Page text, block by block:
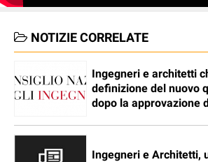
NOTIZIE CORRELATE
Ingegneri e architetti
definizione del nuovo
dopo la approvazione
Ingegneri e Architetti,